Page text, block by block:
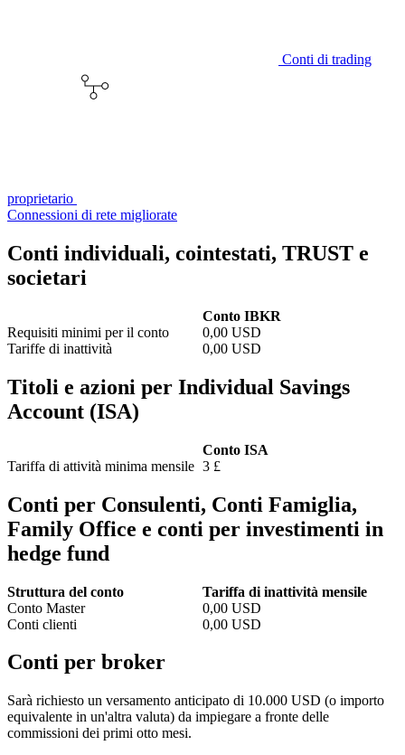
Conti di trading
proprietario
Connessioni di rete migliorate
Conti individuali, cointestati, TRUST e
societari
Conto IBKR
Requisiti minimi per il conto
0,00 USD
Tariffe di inattività
0,00 USD
Titoli e azioni per Individual Savings
Account (ISA)
Conto ISA
Tariffa di attività minima mensile 3 £
Conti per Consulenti, Conti Famiglia,
Family Office e conti per investimenti in
hedge fund
Struttura del conto
Tariffa di inattività mensile
Conto Master
0,00 USD
Conti clienti
0,00 USD
Conti per broker
Sarà richiesto un versamento anticipato di 10.000 USD (o importo
equivalente in un'altra valuta) da impiegare a fronte delle
commissioni dei primi otto mesi.